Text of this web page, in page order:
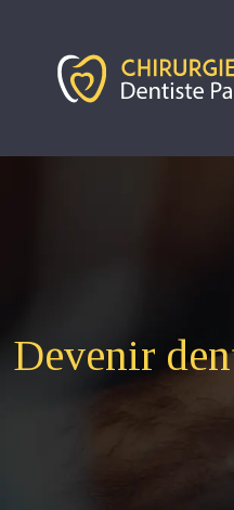
Devenir